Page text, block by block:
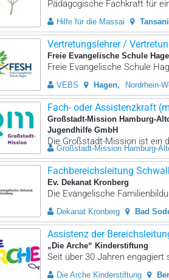
Pädagogische Fachkraft für
Hilfe für die Massai
Vertretungslehrer /
Freie Evangelische Schule
Freie Evangelische Schule
VEBS Hagen Nordrhein-
Fach- oder Assistenzkraft
Großstadt-Mission Hamburg-
Jugendhilfe GmbH
Die Großstadt-Mission ist ein
Großstadt-Mission Hamburg-
Fachbereichsleitung
Ev. Dekanat Kronberg
Die Evangelische
Dekanat Kronberg Bad
Assistenz der
„Die Arche“ Kinderstiftung
Seit über 30 Jahren engagiert
Die Arche Kinderstiftung